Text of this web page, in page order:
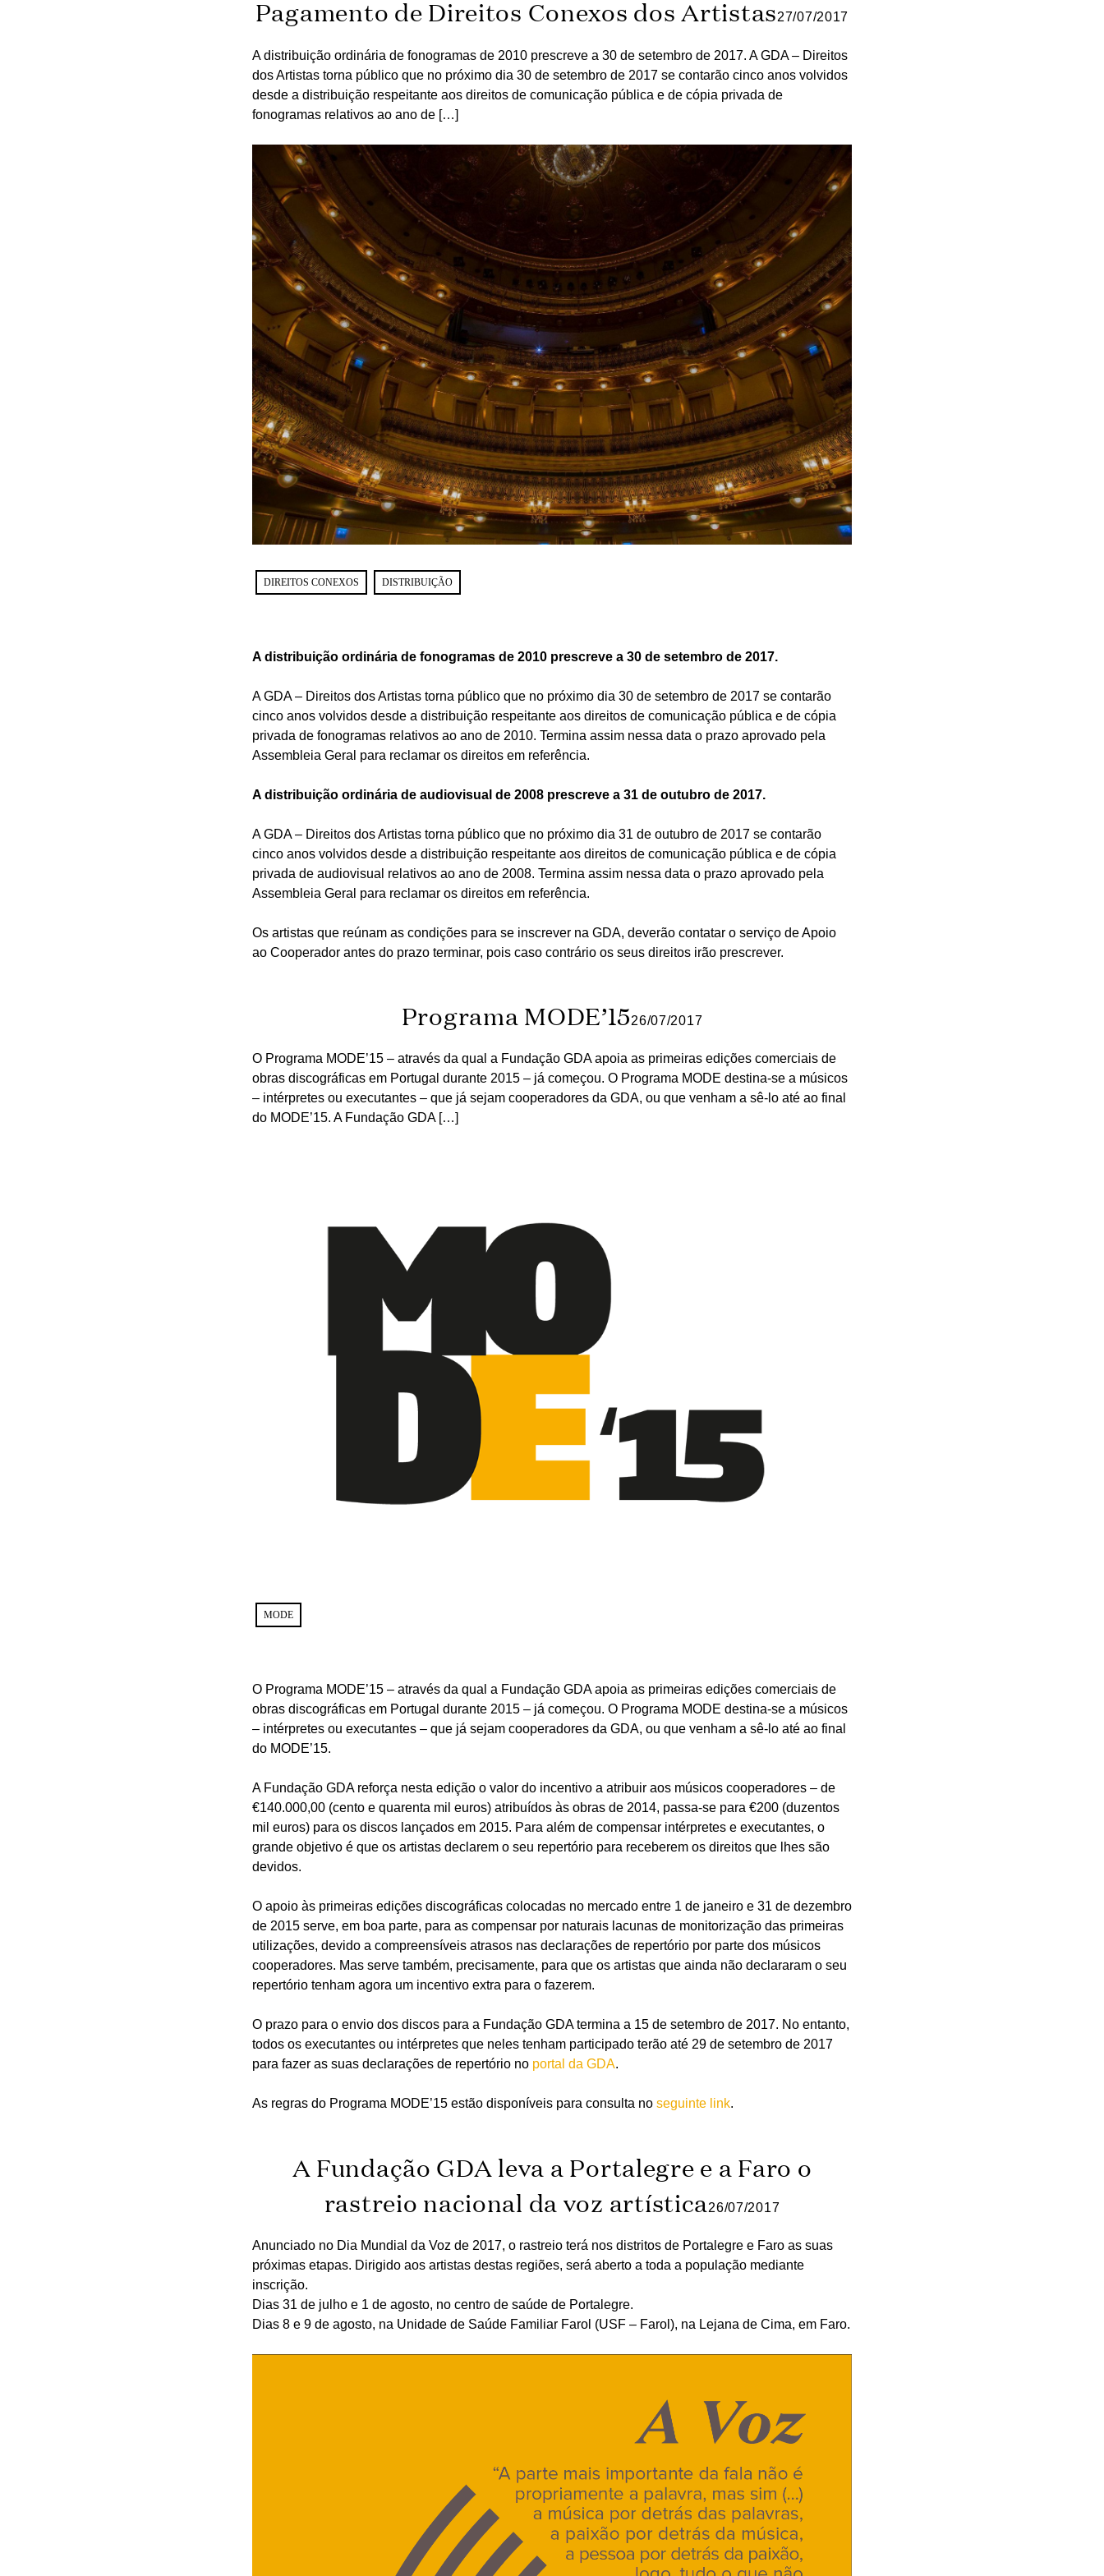
Pagamento de Direitos Conexos dos Artistas27/07/2017
A distribuição ordinária de fonogramas de 2010 prescreve a 30 de setembro de 2017. A GDA – Direitos
dos Artistas torna público que no próximo dia 30 de setembro de 2017 se contarão cinco anos volvidos
desde a distribuição respeitante aos direitos de comunicação pública e de cópia privada de
fonogramas relativos ao ano de […]
DIREITOS CONEXOS DISTRIBUIÇÃO
A distribuição ordinária de fonogramas de 2010 prescreve a 30 de setembro de 2017.
A GDA – Direitos dos Artistas torna público que no próximo dia 30 de setembro de 2017 se contarão
cinco anos volvidos desde a distribuição respeitante aos direitos de comunicação pública e de cópia
privada de fonogramas relativos ao ano de 2010. Termina assim nessa data o prazo aprovado pela
Assembleia Geral para reclamar os direitos em referência.
A distribuição ordinária de audiovisual de 2008 prescreve a 31 de outubro de 2017.
A GDA – Direitos dos Artistas torna público que no próximo dia 31 de outubro de 2017 se contarão
cinco anos volvidos desde a distribuição respeitante aos direitos de comunicação pública e de cópia
privada de audiovisual relativos ao ano de 2008. Termina assim nessa data o prazo aprovado pela
Assembleia Geral para reclamar os direitos em referência.
Os artistas que reúnam as condições para se inscrever na GDA, deverão contatar o serviço de Apoio
ao Cooperador antes do prazo terminar, pois caso contrário os seus direitos irão prescrever.
Programa MODE’1526/07/2017
O Programa MODE’15 – através da qual a Fundação GDA apoia as primeiras edições comerciais de
obras discográficas em Portugal durante 2015 – já começou. O Programa MODE destina-se a músicos
– intérpretes ou executantes – que já sejam cooperadores da GDA, ou que venham a sê-lo até ao final
do MODE’15. A Fundação GDA […]
MODE
O Programa MODE’15 – através da qual a Fundação GDA apoia as primeiras edições comerciais de
obras discográficas em Portugal durante 2015 – já começou. O Programa MODE destina-se a músicos
– intérpretes ou executantes – que já sejam cooperadores da GDA, ou que venham a sê-lo até ao final
do MODE’15.
A Fundação GDA reforça nesta edição o valor do incentivo a atribuir aos músicos cooperadores – de
€140.000,00 (cento e quarenta mil euros) atribuídos às obras de 2014, passa-se para €200 (duzentos
mil euros) para os discos lançados em 2015. Para além de compensar intérpretes e executantes, o
grande objetivo é que os artistas declarem o seu repertório para receberem os direitos que lhes são
devidos.
O apoio às primeiras edições discográficas colocadas no mercado entre 1 de janeiro e 31 de dezembro
de 2015 serve, em boa parte, para as compensar por naturais lacunas de monitorização das primeiras
utilizações, devido a compreensíveis atrasos nas declarações de repertório por parte dos músicos
cooperadores. Mas serve também, precisamente, para que os artistas que ainda não declararam o seu
repertório tenham agora um incentivo extra para o fazerem.
O prazo para o envio dos discos para a Fundação GDA termina a 15 de setembro de 2017. No entanto,
todos os executantes ou intérpretes que neles tenham participado terão até 29 de setembro de 2017
para fazer as suas declarações de repertório no portal da GDA.
As regras do Programa MODE’15 estão disponíveis para consulta no seguinte link.
A Fundação GDA leva a Portalegre e a Faro o
rastreio nacional da voz artística26/07/2017
Anunciado no Dia Mundial da Voz de 2017, o rastreio terá nos distritos de Portalegre e Faro as suas
próximas etapas. Dirigido aos artistas destas regiões, será aberto a toda a população mediante
inscrição.
Dias 31 de julho e 1 de agosto, no centro de saúde de Portalegre.
Dias 8 e 9 de agosto, na Unidade de Saúde Familiar Farol (USF – Farol), na Lejana de Cima, em Faro.